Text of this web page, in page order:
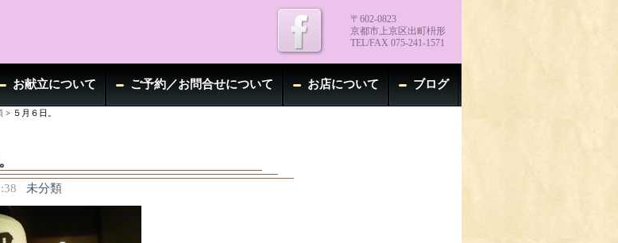
〒602-0823
京都市上京区出町枡形
TEL/FAX 075-241-1571
お献立について ご予約／お問合せについて お店について ブログ
> ５月６日。
未分類